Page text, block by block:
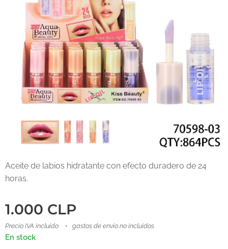
Aceite de labios hidratante con efecto duradero de 24
horas.
1.000 CLP
Precio IVA incluido gastos de envío no incluidos
En stock